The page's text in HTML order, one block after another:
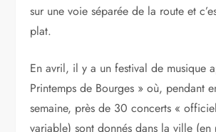
sur une voie séparée de la route et
plat.
En avril, il y a un festival de musique
Printemps de Bourges » où, pendant
semaine, près de 30 concerts «
variable) sont donnés dans la ville (en